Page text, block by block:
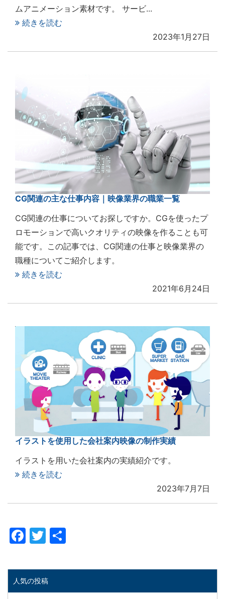
ムアニメーション素材です。 サービ...
続きを読む
2023年1月27日
CG関連の主な仕事内容｜映像業界の職業一覧
CG関連の仕事についてお探しですか。CGを使ったプ
ロモーションで高いクオリティの映像を作ることも可
能です。この記事では、CG関連の仕事と映像業界の
職種についてご紹介します。
続きを読む
2021年6月24日
イラストを使用した会社案内映像の制作実績
イラストを用いた会社案内の実績紹介です。
続きを読む
2023年7月7日
Facebook
Twitter
人気の投稿